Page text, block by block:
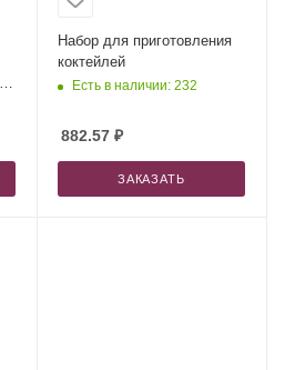
Набор для приготовления
коктейлей
Есть в наличии: 232
882.57₽
ЗАКАЗАТЬ